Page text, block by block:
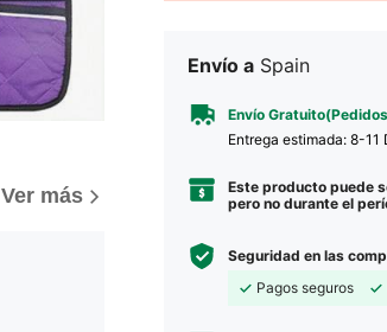
Ver más
Envío a Spain
Envío
Entrega estimada: 8-11
Este producto puede
pero no durante el
Seguridad en las
Pagos seguros